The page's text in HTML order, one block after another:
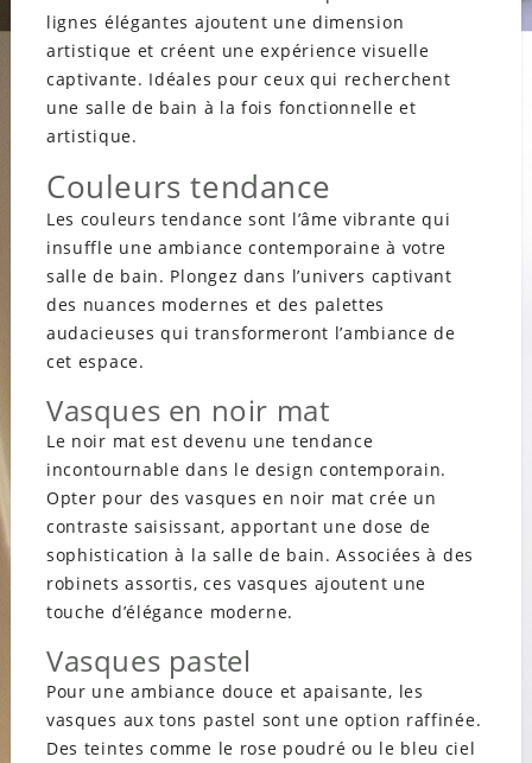
lignes élégantes ajoutent une dimension
artistique et créent une expérience visuelle
captivante. Idéales pour ceux qui recherchent
une salle de bain à la fois fonctionnelle et
artistique.
Couleurs tendance
Les couleurs tendance sont l’âme vibrante qui
insuffle une ambiance contemporaine à votre
salle de bain. Plongez dans l’univers captivant
des nuances modernes et des palettes
audacieuses qui transformeront l’ambiance de
cet espace.
Vasques en noir mat
Le noir mat est devenu une tendance
incontournable dans le design contemporain.
Opter pour des vasques en noir mat crée un
contraste saisissant, apportant une dose de
sophistication à la salle de bain. Associées à des
robinets assortis, ces vasques ajoutent une
touche d’élégance moderne.
Vasques pastel
Pour une ambiance douce et apaisante, les
vasques aux tons pastel sont une option raffinée.
Des teintes comme le rose poudré ou le bleu ciel